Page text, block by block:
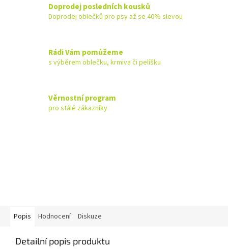
Doprodej posledních kousků
Doprodej oblečků pro psy až se 40% slevou
Rádi Vám pomůžeme
s výběrem oblečku, krmiva či pelíšku
Věrnostní program
pro stálé zákazníky
Popis Hodnocení Diskuze
Detailní popis produktu